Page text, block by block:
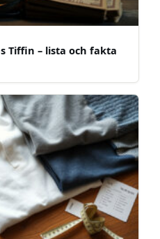
Tiffin – lista och fakta